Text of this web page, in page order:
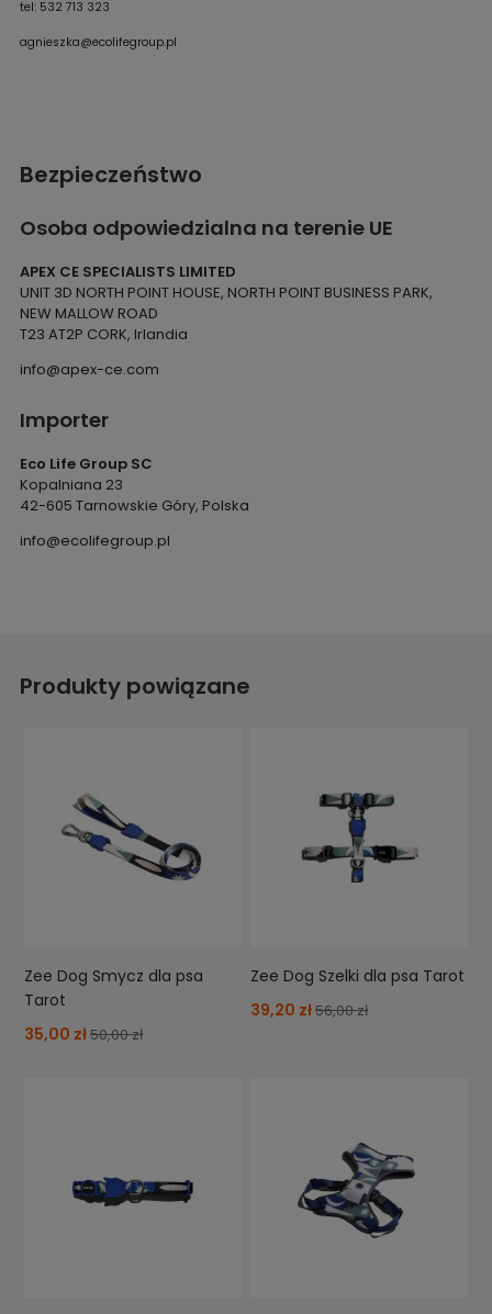
tel: 532 713 323
agnieszka@ecolifegroup.pl
Bezpieczeństwo
Osoba odpowiedzialna na terenie UE
APEX CE SPECIALISTS LIMITED
UNIT 3D NORTH POINT HOUSE, NORTH POINT BUSINESS PARK,
NEW MALLOW ROAD
T23 AT2P CORK, Irlandia
info@apex-ce.com
Importer
Eco Life Group SC
Kopalniana 23
42-605 Tarnowskie Góry, Polska
info@ecolifegroup.pl
Produkty powiązane
Zee Dog Smycz dla psa
Tarot
35,00 zł50,00 zł
Zee Dog Szelki dla psa Tarot
39,20 zł56,00 zł